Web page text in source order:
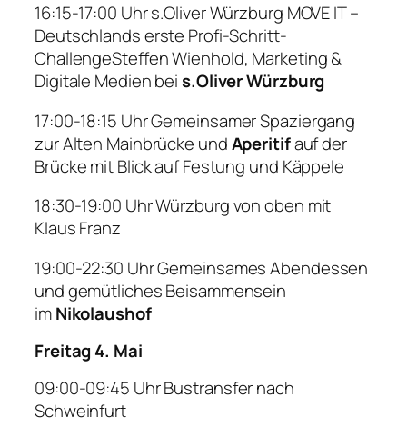
16:15-17:00 Uhrs.Oliver Würzburg MOVE IT –
Deutschlands erste Profi-Schritt-
ChallengeSteffen Wienhold, Marketing &
Digitale Medienbeis.Oliver Würzburg
17:00-18:15 UhrGemeinsamer Spaziergang
zur Alten Mainbrücke undAperitifauf der
Brücke mit Blick auf Festung und Käppele
18:30-19:00 UhrWürzburg von oben mit
Klaus Franz
19:00-22:30 UhrGemeinsames Abendessen
und gemütliches Beisammensein
imNikolaushof
Freitag 4. Mai
09:00-09:45 UhrBustransfer nach
Schweinfurt